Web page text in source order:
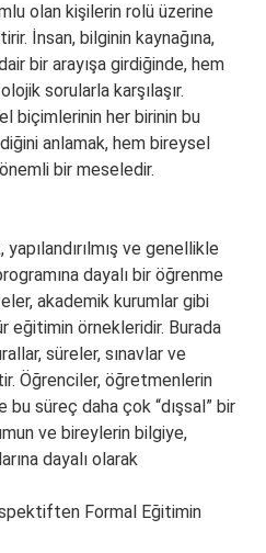
olan kişilerin rolü üzerine
İnsan, bilginin kaynağına,
bir arayışa girdiğinde, hem
sorularla karşılaşır.
biçimlerinin her birinin bu
anlamak, hem bireysel
bir meseledir.
ve genellikle
dayalı bir öğrenme
akademik kurumlar gibi
eğitimin örnekleridir. Burada
süreler, sınavlar ve
Öğrenciler, öğretmenlerin
süreç daha çok “dışsal” bir
ve bireylerin bilgiye,
dayalı olarak
Formal Eğitimin